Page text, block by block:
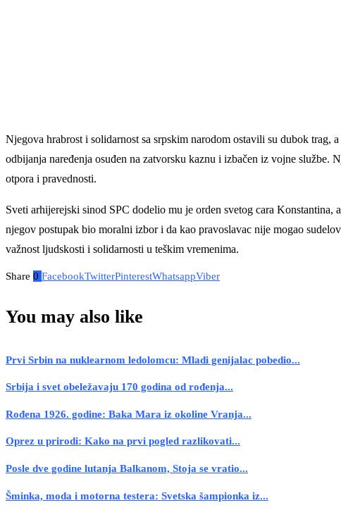
Njegova hrabrost i solidarnost sa srpskim narodom ostavili su dubok trag,
odbijanja naređenja osuđen na zatvorsku kaznu i izbačen iz vojne
otpora i pravednosti.
Sveti arhijerejski sinod SPC dodelio mu je orden svetog cara
njegov postupak bio moralni izbor i da kao pravoslavac nije mogao
važnost ljudskosti i solidarnosti u teškim vremenima.
Share 0 FacebookTwitterPinterestWhatsappViber
You may also like
Prvi Srbin na nuklearnom ledolomcu: Mladi genijalac pobedio...
Srbija i svet obeležavaju 170 godina od rođenja...
Rođena 1926. godine: Baka Mara iz okoline Vranja...
Oprez u prirodi: Kako na prvi pogled razlikovati...
Posle dve godine lutanja Balkanom, Stoja se vratio...
Šminka, moda i motorna testera: Svetska šampionka iz...